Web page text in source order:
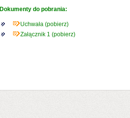
Dokumenty do pobrania:
Uchwała (pobierz)
Załącznik 1 (pobierz)